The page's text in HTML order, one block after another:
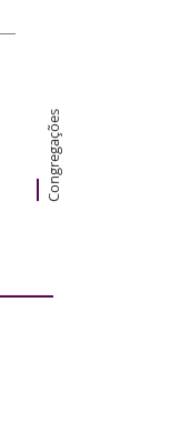
Congregações